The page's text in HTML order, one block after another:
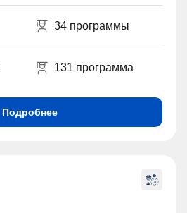
34 программы
131 программа
Подробнее